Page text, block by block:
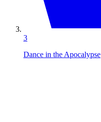
3
Dance in the Apocalypse